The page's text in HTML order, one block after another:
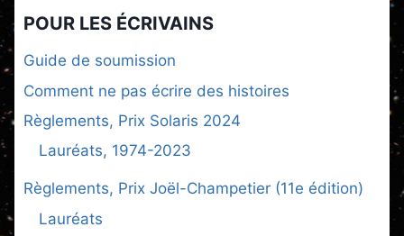
POUR LES ÉCRIVAINS
Guide de soumission
Comment ne pas écrire des histoires
Règlements, Prix Solaris 2024
Lauréats, 1974-2023
Règlements, Prix Joël-Champetier (11e édition)
Lauréats